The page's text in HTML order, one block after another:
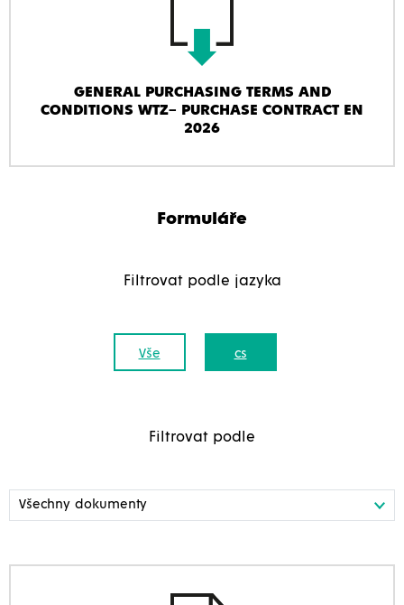
GENERAL PURCHASING TERMS AND
CONDITIONS WTZ– PURCHASE CONTRACT EN
2026
Formuláře
Filtrovat podle jazyka
Vše cs
Filtrovat podle